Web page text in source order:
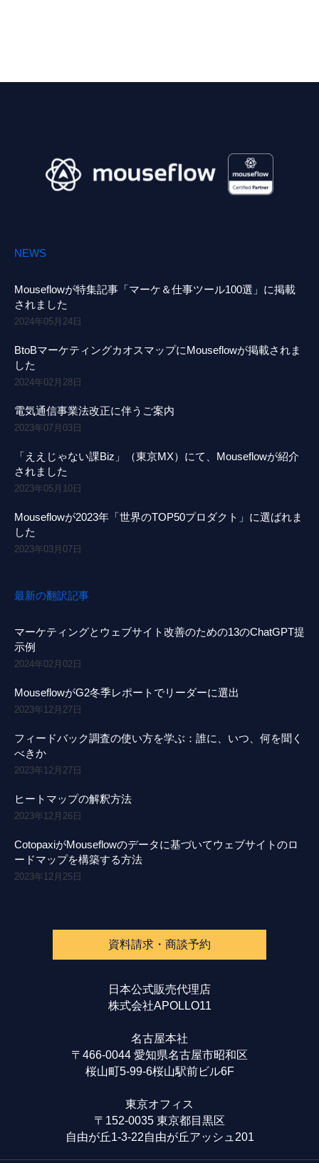
NEWS
Mouseflowが特集記事「マーケ＆仕事ツール100選」に掲載
されました
2024年05月24日
BtoBマーケティングカオスマップにMouseflowが掲載されま
した
2024年02月28日
電気通信事業法改正に伴うご案内
2023年07月03日
「ええじゃない課Biz」（東京MX）にて、Mouseflowが紹介
されました
2023年05月10日
Mouseflowが2023年「世界のTOP50プロダクト」に選ばれま
した
2023年03月07日
最新の翻訳記事
マーケティングとウェブサイト改善のための13のChatGPT提
示例
2024年02月02日
MouseflowがG2冬季レポートでリーダーに選出
2023年12月27日
フィードバック調査の使い方を学ぶ：誰に、いつ、何を聞く
べきか
2023年12月27日
ヒートマップの解釈方法
2023年12月26日
CotopaxiがMouseflowのデータに基づいてウェブサイトのロ
ードマップを構築する方法
2023年12月25日
資料請求・商談予約
日本公式販売代理店
株式会社APOLLO11
名古屋本社
〒466-0044 愛知県名古屋市昭和区
桜山町5-99-6桜山駅前ビル6F
東京オフィス
〒152-0035 東京都目黒区
自由が丘1-3-22自由が丘アッシュ201